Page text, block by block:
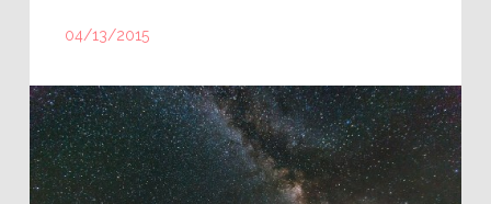
04/13/2015